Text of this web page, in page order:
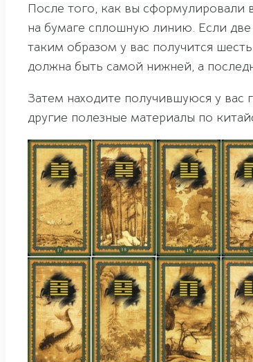
После того, как вы сформулировали
на бумаге сплошную линию. Если
таким образом у вас получится
должна быть самой нижней, а
Затем находите получившуюся у вас
другие полезные материалы по